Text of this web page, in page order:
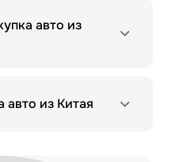
авто из
авто из Китая